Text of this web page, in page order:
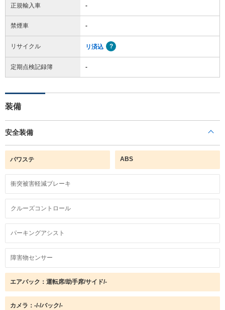
正規輸入車 -
禁煙車 -
リサイクル リ済込
定期点検記録簿 -
装備
安全装備
パワステ ABS
衝突被害軽減ブレーキ
クルーズコントロール
パーキングアシスト
障害物センサー
エアバック：運転席/助手席/サイド/-
カメラ：-/-/バック/-